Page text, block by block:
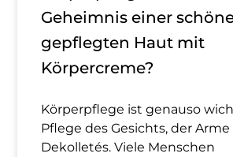
Geheimnis einer
gepflegten Haut mit
Körpercreme?
Körperpflege ist genauso
Pflege des Gesichts, der
Dekolletés. Viele Menschen